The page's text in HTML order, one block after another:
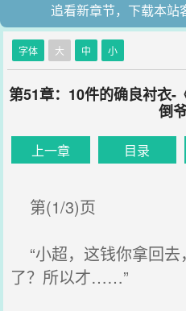
追看新章节，下载本站
字体 大 中 小
第51章：10件的确良衬衣-
倒
上一章 目录
第(1/3)页
“小超，这钱你拿回去
了？所以才……”